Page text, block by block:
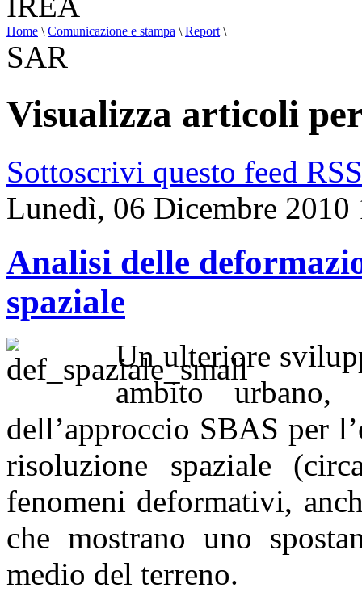
Home \ Comunicazione e stampa \ Report \
SAR
Visualizza articoli
Sottoscrivi questo feed RSS
Lunedì, 06 Dicembre 2010
Analisi delle
spaziale
Un ulteriore
ambito
dell’approccio SBAS per
risoluzione spaziale
fenomeni deformativi,
che mostrano uno
medio del terreno.